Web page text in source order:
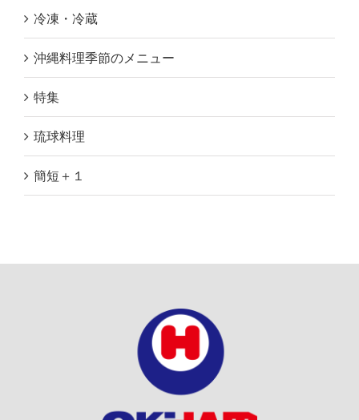
冷凍・冷蔵
沖縄料理季節のメニュー
特集
琉球料理
簡短＋１